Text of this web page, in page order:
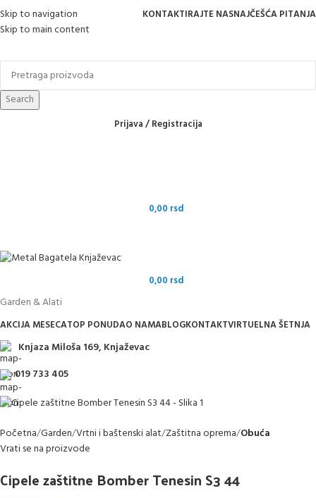
Skip to navigation
Skip to main content
KONTAKTIRAJTE NASNAJČEŠĆA PITANJA
Online kupovina, vaša nova rutina!
Search
Prijava / Registracija
0,00 rsd
0,00 rsd
Garden & Alati
AKCIJA MESECATOP PONUDAO NAMABLOGKONTAKTVIRTUELNA ŠETNJA
Knjaza Miloša 169, Knjaževac
019 733 405
Početna Garden Vrtni i baštenski alat Zaštitna oprema Obuća
Vrati se na proizvode
Cipele zaštitne Bomber Tenesin S3 44